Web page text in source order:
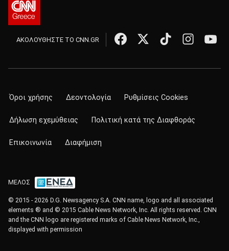
ΑΚΟΛΟΥΘΗΣΤΕ ΤΟ CNN.GR
Όροι χρήσης Δεοντολογία Ρυθμίσεις Cookies
Δήλωση εχεμύθειας Πολιτική κατά της Διαφθοράς
Επικοινωνία Διαφήμιση
ΜΕΛΟΣ
© 2015 - 2026 D.G. Newsagency S.A. CNN name, logo and all associated
elements ® and © 2015 Cable News Network, Inc. All rights reserved. CNN
and the CNN logo are registered marks of Cable News Network, Inc.,
displayed with permission